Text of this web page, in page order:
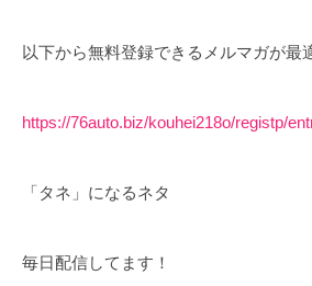
以下から無料登録できるメルマガが最
https://76auto.biz/kouhei218o/registp/
「タネ」になるネタ
毎日配信してます！